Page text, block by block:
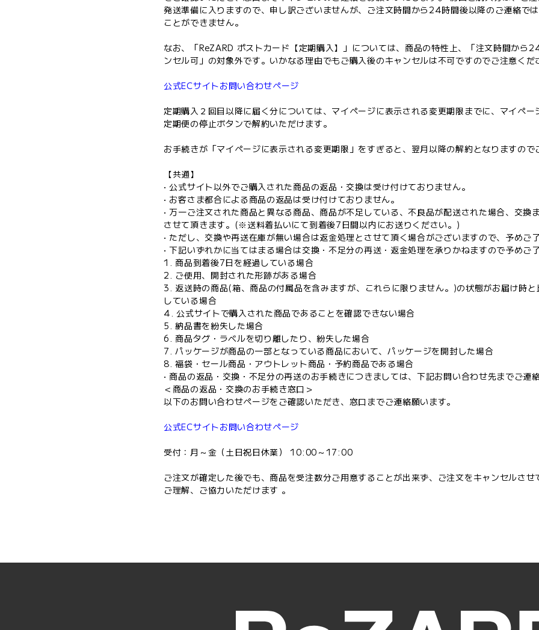
発送準備に入りますので、申し訳ございませんが、ご注文時間から24時間後以降のご連絡で
ことができません。
なお、「ReZARD ポストカード【定期購入】」については、商品の特性上、「注文時間から
ンセル可」の対象外です。いかなる理由でもご購入後のキャンセルは不可ですのでご注意くだ
公式ECサイトお問い合わせページ
定期購入２回目以降に届く分については、マイページに表示される変更期限までに、マイペー
定期便の停止ボタンで解約いただけます。
お手続きが「マイページに表示される変更期限」をすぎると、翌月以降の解約となりますので
【共通】
• 公式サイト以外でご購入された商品の返品・交換は受け付けておりません。
• お客さま都合による商品の返品は受け付けておりません。
• 万一ご注文された商品と異なる商品、商品が不足している、不良品が配送された場合、交換
させて頂きます。(※送料着払いにて到着後7日間以内にお送りください。)
• ただし、交換や再送在庫が無い場合は返金処理とさせて頂く場合がございますので、予めご
• 下記いずれかに当てはまる場合は交換・不足分の再送・返金処理を承りかねますので予めご
1. 商品到着後7日を経過している場合
2. ご使用、開封された形跡がある場合
3. 返送時の商品(箱、商品の付属品を含みますが、これらに限りません。)の状態がお届け時
している場合
4. 公式サイトで購入された商品であることを確認できない場合
5. 納品書を紛失した場合
6. 商品タグ・ラベルを切り離したり、紛失した場合
7. パッケージが商品の一部となっている商品において、パッケージを開封した場合
8. 福袋・セール商品・アウトレット商品・予約商品である場合
• 商品の返品・交換・不足分の再送のお手続きにつきましては、下記お問い合わせ先までご連
＜商品の返品・交換のお手続き窓口＞
以下のお問い合わせページをご確認いただき、窓口までご連絡願います。
公式ECサイトお問い合わせページ
受付：月～金（土日祝日休業） 10:00～17:00
ご注文が確定した後でも、商品を受注数分ご用意することが出来ず、ご注文をキャンセルさせ
ご理解、ご協力いただけます 。